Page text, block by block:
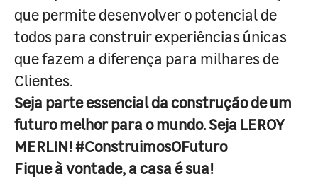
que permite desenvolver o potencial de
todos para construir experiências únicas
que fazem a diferença para milhares de
Clientes.
Seja parte essencial da construção de um
futuro melhor para o mundo. Seja LEROY
MERLIN! #ConstruimosOFuturo
Fique à vontade, a casa é sua!